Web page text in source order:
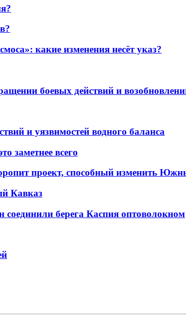
какие изменения несёт указ?
боевых действий и
и уязвимостей водного баланса
заметнее всего
проект, способный изменить
Кавказ
берега Каспия оптоволокном